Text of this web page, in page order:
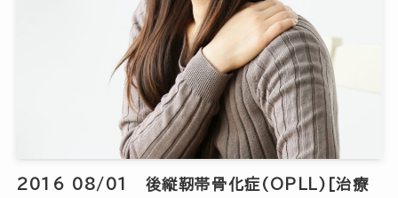
2016 08/01 後縦靭帯骨化症(OPLL)[治療